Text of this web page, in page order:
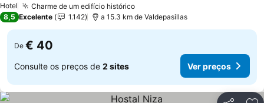
Hotel Charme de um edifício históricoVer preços
8,5 Excelente 1.142 a 15.3 km de Valdepasillas
De € 40
Consulte os preços de 2 sites Ver preços